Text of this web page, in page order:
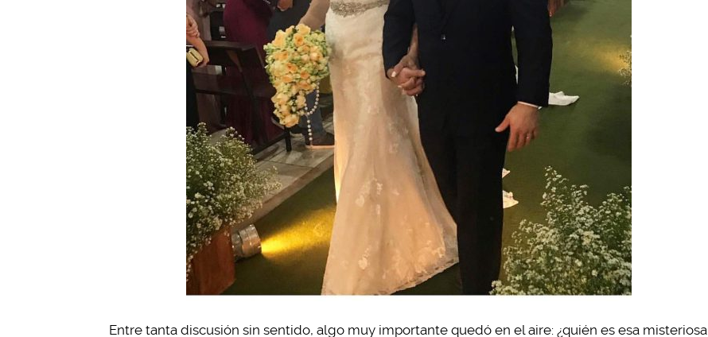
Entre tanta discusión sin sentido, algo muy importante quedó en el aire: ¿quién es esa misteriosa